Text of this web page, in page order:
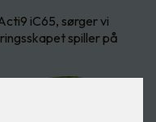
iC65, sørger vi
spiller på